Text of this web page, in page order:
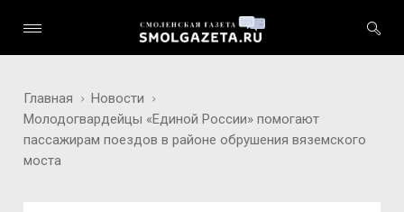
Главная
Новости
Молодогвардейцы «Единой России» помогают
пассажирам поездов в районе обрушения вяземского
моста